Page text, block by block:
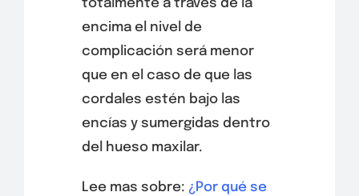
totalmente a través de la
encima el nivel de
complicación será menor
que en el caso de que las
cordales estén bajo las
encías y sumergidas dentro
del hueso maxilar.
Lee mas sobre: ¿Por qué se